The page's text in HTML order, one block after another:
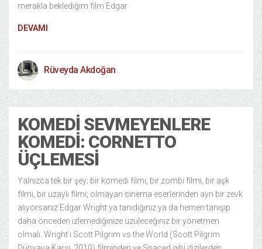
merakla beklediğim film Edgar
DEVAMI
Rüveyda Akdoğan
KOMEDI SEVMEYENLERE
KOMEDI: CORNETTO
ÜÇLEMESI
Yalnızca tek bir şey; bir komedi filmi, bir zombi filmi, bir aşk
filmi, bir uzaylı filmi; olmayan sinema eserlerinden ayrı bir zevk
alıyorsanız Edgar Wright ya tanıdığınız ya da hemen tanışıp
daha önceden izlemediğinize üzüleceğiniz bir yönetmen
olmalı. Wright’ı Scott Pilgrim vs the World (Scott Pilgrim